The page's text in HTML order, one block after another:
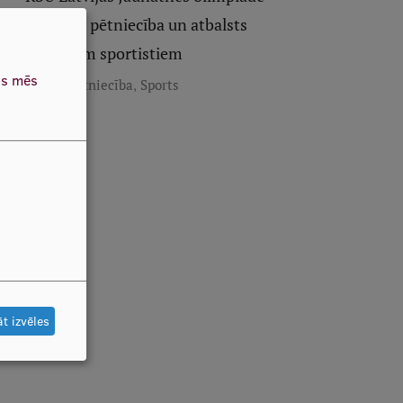
veselība, pētniecība un atbalsts
jaunajiem sportistiem
Sporta pētniecība, Sports
mēs
izvēles